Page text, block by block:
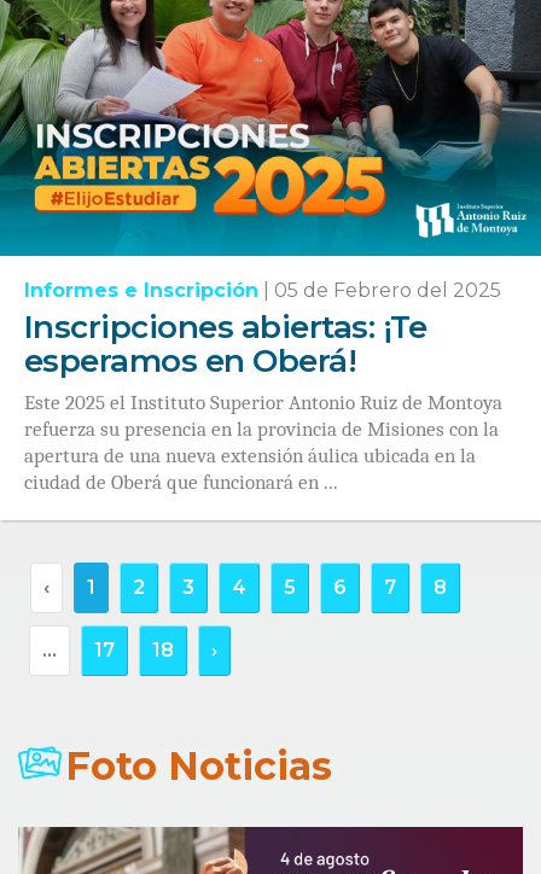
Informes e Inscripción 05 de Febrero del 2025
Inscripciones abiertas: ¡Te
esperamos en Oberá!
Este 2025 el Instituto Superior Antonio Ruiz de Montoya
refuerza su presencia en la provincia de Misiones con la
apertura de una nueva extensión áulica ubicada en la
ciudad de Oberá que funcionará en ...
‹ 1 2 3 4 5 6 7 8
... 17 18 ›
Foto Noticias